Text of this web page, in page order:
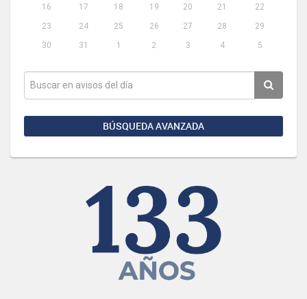
16
17 18 19 20 21
22
23
24 25 26 27 28
29
30
31 1 2 3 4 5
BÚSQUEDA AVANZADA